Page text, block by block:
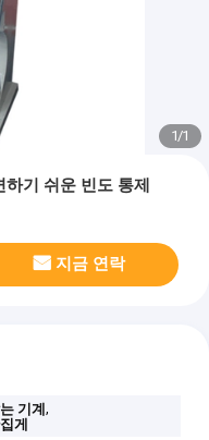
1/1
기 쉬운 빈도 통제
지금 연락
기계,
게